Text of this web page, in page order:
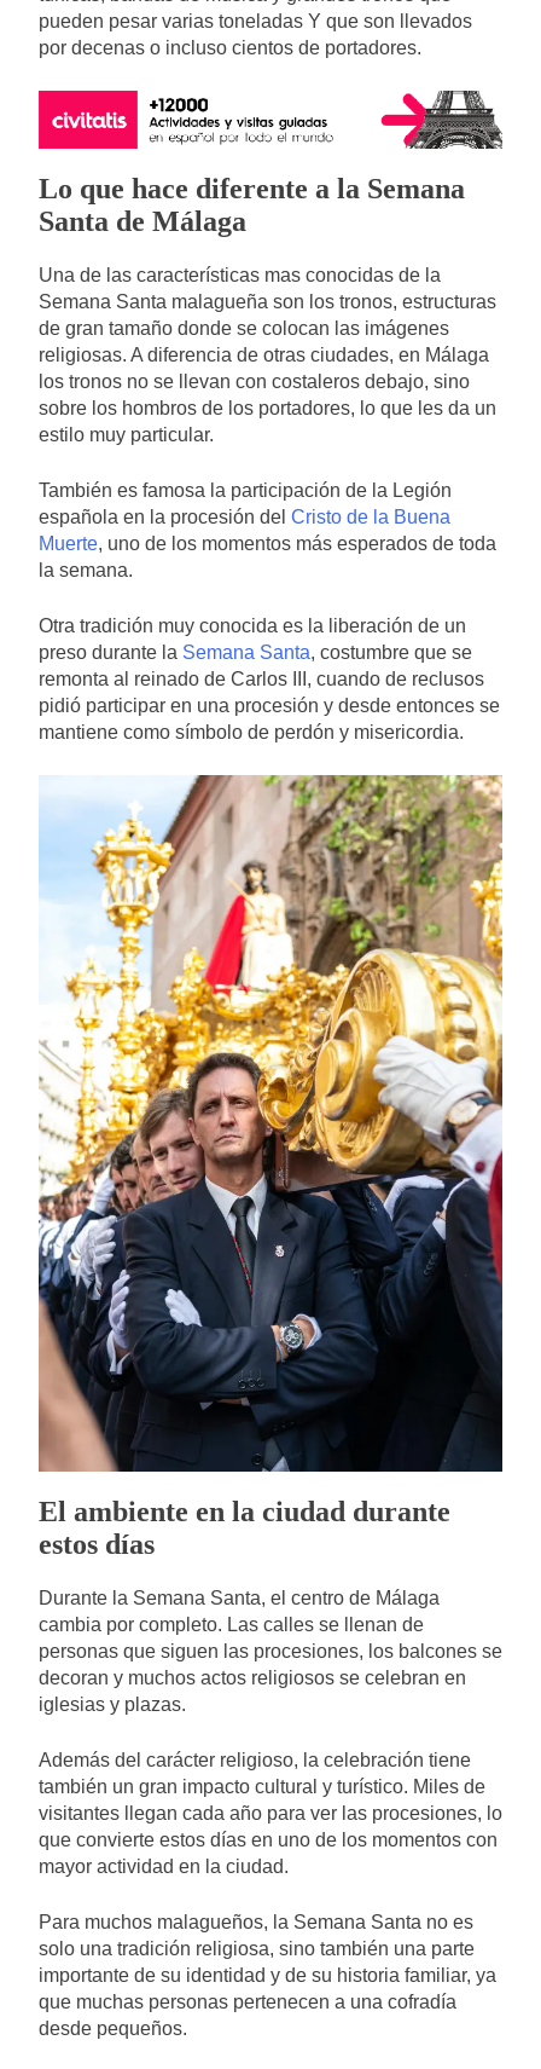
pueden pesar varias toneladas Y que son llevados
por decenas o incluso cientos de portadores.
Lo que hace diferente a la Semana
Santa de Málaga
Una de las características mas conocidas de la
Semana Santa malagueña son los tronos, estructuras
de gran tamaño donde se colocan las imágenes
religiosas. A diferencia de otras ciudades, en Málaga
los tronos no se llevan con costaleros debajo, sino
sobre los hombros de los portadores, lo que les da un
estilo muy particular.
También es famosa la participación de la Legión
española en la procesión del Cristo de la Buena
Muerte, uno de los momentos más esperados de toda
la semana.
Otra tradición muy conocida es la liberación de un
preso durante la Semana Santa, costumbre que se
remonta al reinado de Carlos III, cuando de reclusos
pidió participar en una procesión y desde entonces se
mantiene como símbolo de perdón y misericordia.
El ambiente en la ciudad durante
estos días
Durante la Semana Santa, el centro de Málaga
cambia por completo. Las calles se llenan de
personas que siguen las procesiones, los balcones se
decoran y muchos actos religiosos se celebran en
iglesias y plazas.
Además del carácter religioso, la celebración tiene
también un gran impacto cultural y turístico. Miles de
visitantes llegan cada año para ver las procesiones, lo
que convierte estos días en uno de los momentos con
mayor actividad en la ciudad.
Para muchos malagueños, la Semana Santa no es
solo una tradición religiosa, sino también una parte
importante de su identidad y de su historia familiar, ya
que muchas personas pertenecen a una cofradía
desde pequeños.